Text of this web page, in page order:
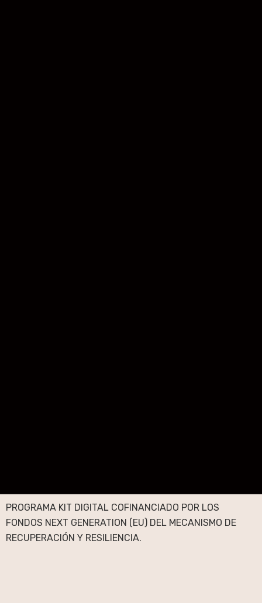
PROGRAMA KIT DIGITAL COFINANCIADO POR LOS
FONDOS NEXT GENERATION (EU) DEL MECANISMO DE
RECUPERACIÓN Y RESILIENCIA.